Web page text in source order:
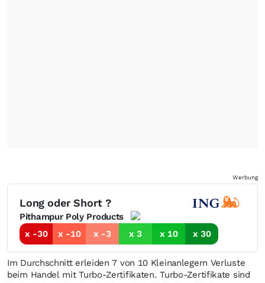
Werbung
Long oder Short ?
Pithampur Poly Products
x -30
x -10 x -3 x 3 x 10 x 30
Im Durchschnitt erleiden 7 von 10 Kleinanlegern Verluste
beim Handel mit Turbo-Zertifikaten. Turbo-Zertifikate sind